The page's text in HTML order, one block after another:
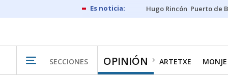
Hugo Rincón Puerto de
SECCIONES OPINIÓN ARTETXE MONJE